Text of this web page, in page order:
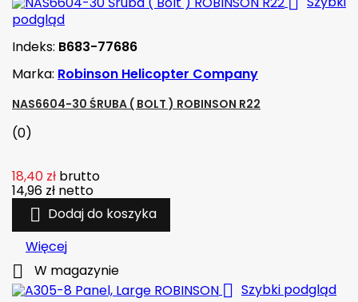
podgląd
Indeks: B683-77686
Marka: Robinson Helicopter Company
NAS6604-30 ŚRUBA ( BOLT ) ROBINSON R22
(0)
18,40 zł brutto
14,96 zł netto
 Dodaj do koszyka
Więcej
 W magazynie
 Szybki podgląd